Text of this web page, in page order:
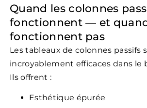
Quand les colonnes
fonctionnent — et
fonctionnent pas
Les tableaux de colonnes passifs
incroyablement efficaces dans le
Ils offrent :
Esthétique épurée